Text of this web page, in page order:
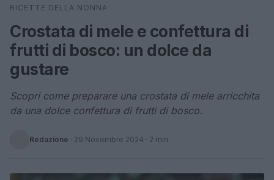
Cerca
RICETTE DELLA NONNA
Crostata di mele e confettura di
frutti di bosco: un dolce da
gustare
Scopri come preparare una crostata di mele arricchita
da una dolce confettura di frutti di bosco.
Redazione · 29 Novembre 2024 · 2 min